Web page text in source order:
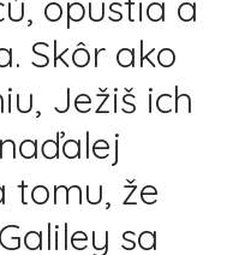
Skôr ako
Ježiš ich
tomu, že
sa